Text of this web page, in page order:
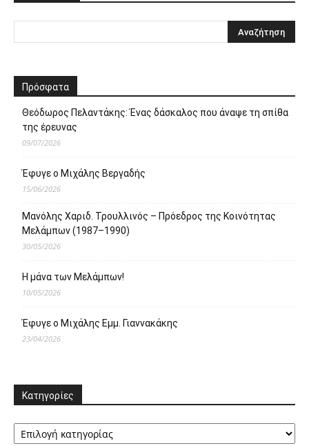
Πρόσφατα
Θεόδωρος Πελαντάκης: Ένας δάσκαλος που άναψε τη σπίθα
της έρευνας
09/07/2026
Έφυγε ο Μιχάλης Βεργαδής
15/06/2026
Μανόλης Χαριδ. Τρουλλινός – Πρόεδρος της Κοινότητας
Μελάμπων (1987–1990)
30/05/2026
Η μάνα των Μελάμπων!
10/05/2026
Έφυγε ο Μιχάλης Εμμ. Γιαννακάκης
23/04/2026
Κατηγορίες
Κατηγορίες